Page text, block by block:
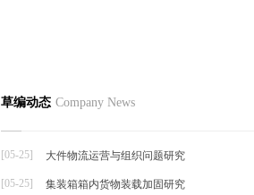
2016-05-27
一、品种选择夏秋反季节栽培香菜，宜选用耐
湿热、耐病、抗逆...
草支垫
草棒
大棚草帘
草编动态 Company News
[05-25] 大件物流运营与组织问题研究
[05-25] 集装箱箱内货物装载加固研究